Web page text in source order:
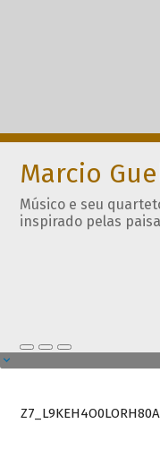
Marcio
Músico e seu
inspirado pelas